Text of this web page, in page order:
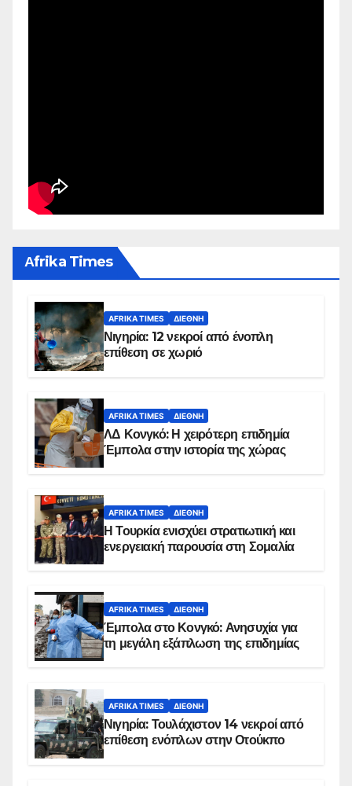
Αfrika Times
AFRIKA TIMES ΔΙΕΘΝΉ
Νιγηρία: 12 νεκροί από ένοπλη
επίθεση σε χωριό
AFRIKA TIMES ΔΙΕΘΝΉ
ΛΔ Κονγκό: Η χειρότερη επιδημία
Έμπολα στην ιστορία της χώρας
AFRIKA TIMES ΔΙΕΘΝΉ
Η Τουρκία ενισχύει στρατιωτική και
ενεργειακή παρουσία στη Σομαλία
AFRIKA TIMES ΔΙΕΘΝΉ
Έμπολα στο Κονγκό: Ανησυχία για
τη μεγάλη εξάπλωση της επιδημίας
AFRIKA TIMES ΔΙΕΘΝΉ
Νιγηρία: Τουλάχιστον 14 νεκροί από
επίθεση ενόπλων στην Οτούκπο